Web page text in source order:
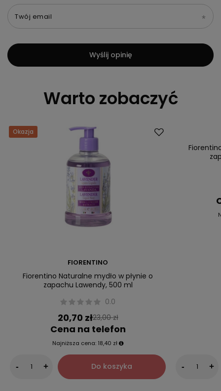
Twój email
Wyślij opinię
Warto zobaczyć
Okazja
FIORENTINO
Fiorentino Naturalne mydło w płynie o
zapachu Lawendy, 500 ml
0.0
20,70 zł23,00 zł
Cena na telefon
Najniższa cena: 18,40 zł
- + Do koszyka - +